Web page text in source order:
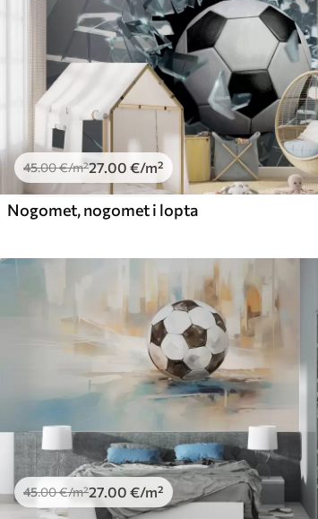
45.00€/m²27.00 €/m²
Nogomet, nogomet i lopta
45.00€/m²27.00 €/m²